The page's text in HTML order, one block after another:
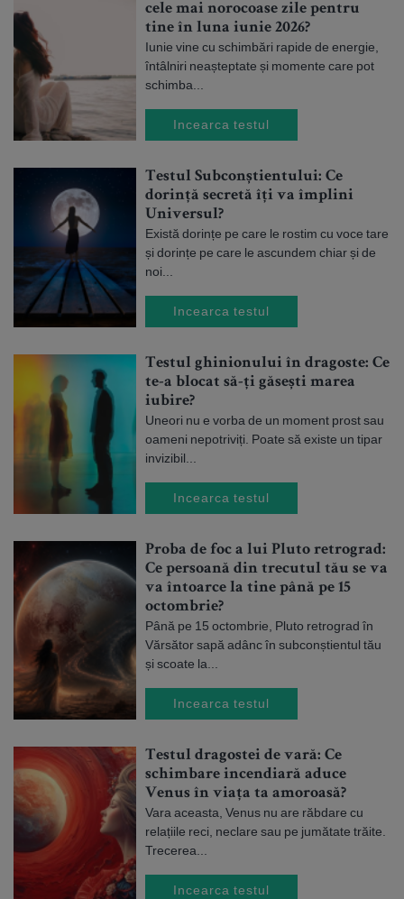
cele mai norocoase zile pentru
tine în luna iunie 2026?
Iunie vine cu schimbări rapide de energie,
întâlniri neașteptate și momente care pot
schimba...
Incearca testul
Testul Subconștientului: Ce
dorință secretă îți va împlini
Universul?
Există dorințe pe care le rostim cu voce tare
și dorințe pe care le ascundem chiar și de
noi...
Incearca testul
Testul ghinionului în dragoste: Ce
te-a blocat să-ți găsești marea
iubire?
Uneori nu e vorba de un moment prost sau
oameni nepotriviți. Poate să existe un tipar
invizibil...
Incearca testul
Proba de foc a lui Pluto retrograd:
Ce persoană din trecutul tău se va
va întoarce la tine până pe 15
octombrie?
Până pe 15 octombrie, Pluto retrograd în
Vărsător sapă adânc în subconștientul tău
și scoate la...
Incearca testul
Testul dragostei de vară: Ce
schimbare incendiară aduce
Venus în viața ta amoroasă?
Vara aceasta, Venus nu are răbdare cu
relațiile reci, neclare sau pe jumătate trăite.
Trecerea...
Incearca testul